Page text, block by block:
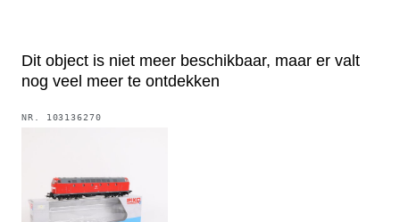
Dit object is niet meer beschikbaar, maar er valt
nog veel meer te ontdekken
NR. 103136270